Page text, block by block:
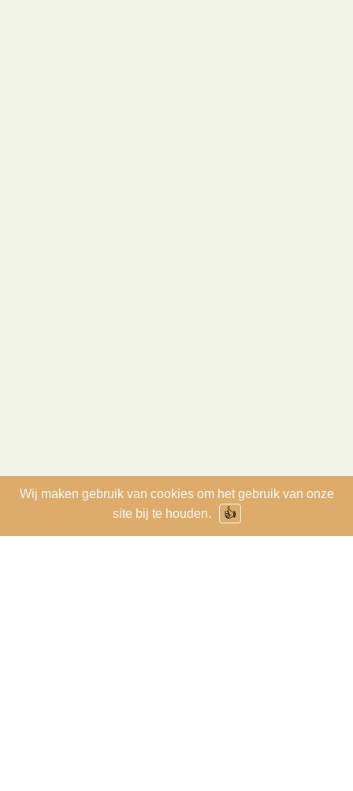
Wij maken gebruik van cookies om het gebruik van onze
site bij te houden.
👍